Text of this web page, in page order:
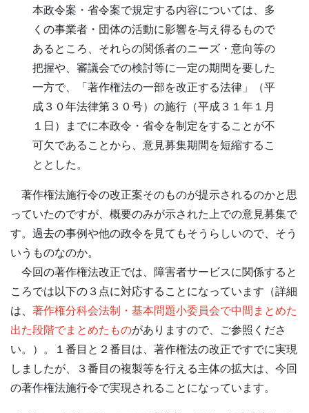
本政令案・省令案で規定する内容については、多
くの事業者・団体の活動に影響を与え得るもので
あるところ、それらの関係者のニーズ・意向等の
把握や、審議会での検討等に一定の期間を要した
一方で、「著作権法の一部を改正する法律」（平
成３０年法律第３０号）の施行（平成３１年１月
１日）までに本政令・省令を制定をすることが不
可欠であることから、意見募集期間を短縮するこ
ととした。
著作権法施行令の改正案そのものが提示されるのかと思
っていたのですが、概要のみが示された上での意見募集で
す。過去の事例や他の政令を見てもそうらしいので、そう
いうものなのか。
今回の著作権法改正では、障害者サービスに関係すると
ころでは以下の３点に対応することになっています（詳細
は、 著作権分科会法制・基本問題小委員会で中間まとめた
出た段階でまとめたものがありますので、ご参照くださ
い。）。１番目と２番目は、著作権法の改正ですでに実現
しましたが、３番目の複製等を行える主体の拡大は、今回
の著作権法施行令で実現されることになっています。